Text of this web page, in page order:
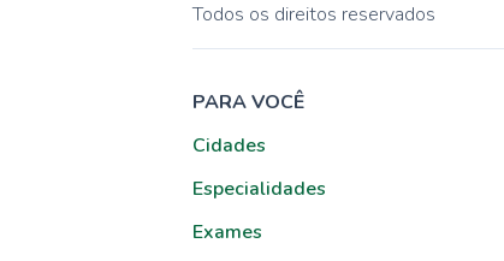
Todos os direitos reservados
PARA VOCÊ
Cidades
Especialidades
Exames